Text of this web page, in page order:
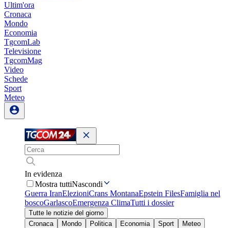
Ultim'ora
Cronaca
Mondo
Economia
TgcomLab
Televisione
TgcomMag
Video
Schede
Sport
Meteo
In evidenza
Mostra tuttiNascondi
Guerra IranElezioniCrans MontanaEpstein FilesFamiglia nel
boscoGarlascoEmergenza ClimaTutti i dossier
Tutte le notizie del giorno
Cronaca
Mondo Politica Economia Sport
Meteo